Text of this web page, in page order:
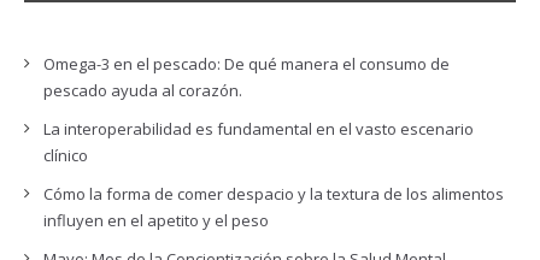
Omega-3 en el pescado: De qué manera el consumo de
pescado ayuda al corazón.
La interoperabilidad es fundamental en el vasto escenario
clínico
Cómo la forma de comer despacio y la textura de los alimentos
influyen en el apetito y el peso